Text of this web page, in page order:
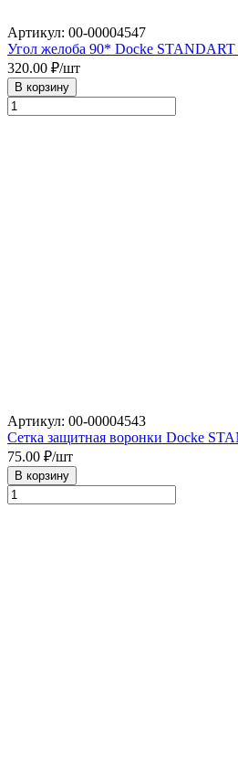
Артикул: 00-00004547
Угол желоба 90* Docke STANDART
320.00 ₽/шт
В корзину
Артикул: 00-00004543
Сетка защитная воронки Docke
75.00 ₽/шт
В корзину